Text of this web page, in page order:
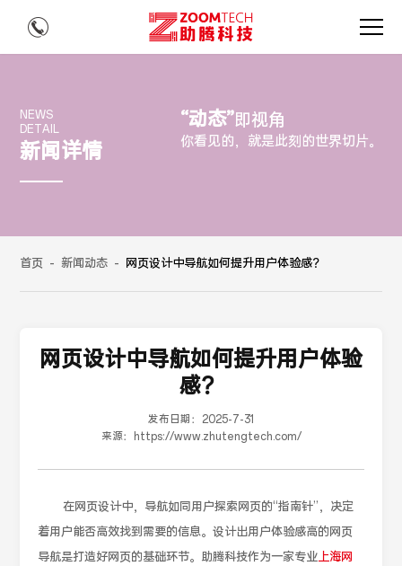
NEWS
DETAIL
新闻详情
“动态”即视角
你看见的，就是此刻的世界切片。
首页 - 新闻动态 - 网页设计中导航如何提升用户体验感？
网页设计中导航如何提升用户体验
感？
发布日期： 2025-7-31
来源：
https://www.zhutengtech.com/
在网页设计中，导航如同用户探索网页的“指南针”，决定
着用户能否高效找到需要的信息。设计出用户体验感高的网页
导航是打造好网页的基础环节。助腾科技作为一家专业上海网